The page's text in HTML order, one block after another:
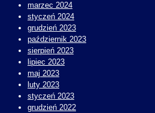
marzec 2024
styczeń 2024
grudzień 2023
październik 2023
sierpień 2023
lipiec 2023
maj 2023
luty 2023
styczeń 2023
grudzień 2022